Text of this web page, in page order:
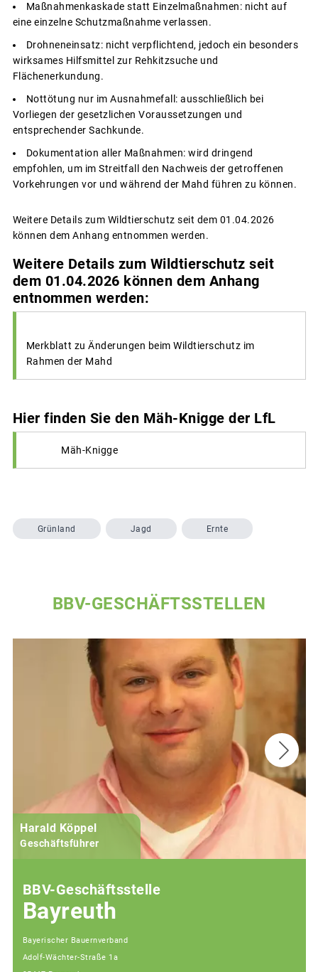
Maßnahmenkaskade statt Einzelmaßnahmen: nicht auf
eine einzelne Schutzmaßnahme verlassen.
Drohneneinsatz: nicht verpflichtend, jedoch ein besonders
wirksames Hilfsmittel zur Rehkitzsuche und
Flächenerkundung.
Nottötung nur im Ausnahmefall: ausschließlich bei
Vorliegen der gesetzlichen Voraussetzungen und
entsprechender Sachkunde.
Dokumentation aller Maßnahmen: wird dringend
empfohlen, um im Streitfall den Nachweis der getroffenen
Vorkehrungen vor und während der Mahd führen zu können.
Weitere Details zum Wildtierschutz seit dem 01.04.2026
können dem Anhang entnommen werden.
Weitere Details zum Wildtierschutz seit
dem 01.04.2026 können dem Anhang
entnommen werden:
Merkblatt zu Änderungen beim Wildtierschutz im
Rahmen der Mahd
Hier finden Sie den Mäh-Knigge der LfL
Mäh-Knigge
Grünland Jagd Ernte
BBV-GESCHÄFTSSTELLEN
Harald Köppel
Geschäftsführer
BBV-Geschäftsstelle
Bayreuth
Bayerischer Bauernverband
Adolf-Wächter-Straße 1a